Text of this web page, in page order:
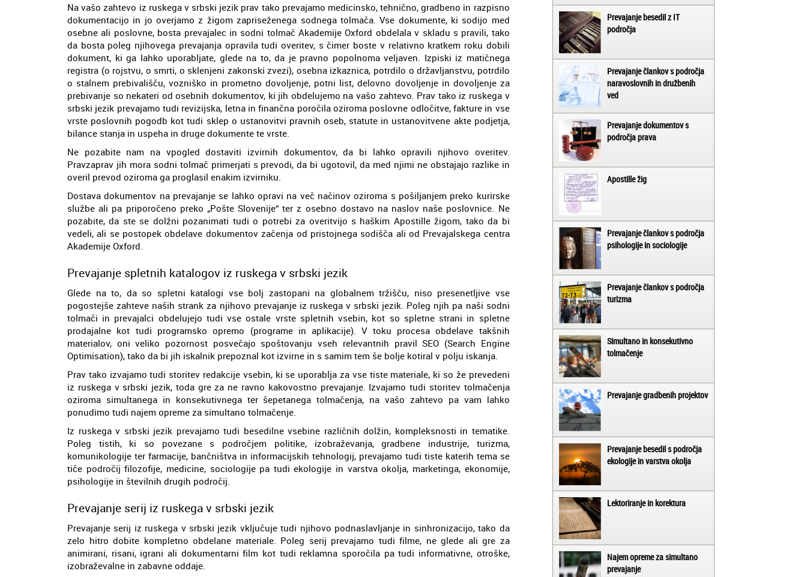
Na vašo zahtevo iz ruskega v srbski jezik prav tako prevajamo medicinsko, tehnično, gradbeno in razpisno
dokumentacijo in jo overjamo z žigom zapriseženega sodnega tolmača. Vse dokumente, ki sodijo med
osebne ali poslovne, bosta prevajalec in sodni tolmač Akademije Oxford obdelala v skladu s pravili, tako
da bosta poleg njihovega prevajanja opravila tudi overitev, s čimer boste v relativno kratkem roku dobili
dokument, ki ga lahko uporabljate, glede na to, da je pravno popolnoma veljaven. Izpiski iz matičnega
registra (o rojstvu, o smrti, o sklenjeni zakonski zvezi), osebna izkaznica, potrdilo o državljanstvu, potrdilo
o stalnem prebivališču, vozniško in prometno dovoljenje, potni list, delovno dovoljenje in dovoljenje za
prebivanje so nekateri od osebnih dokumentov, ki jih obdelujemo na vašo zahtevo. Prav tako iz ruskega v
srbski jezik prevajamo tudi revizijska, letna in finančna poročila oziroma poslovne odločitve, fakture in vse
vrste poslovnih pogodb kot tudi sklep o ustanovitvi pravnih oseb, statute in ustanovitvene akte podjetja,
bilance stanja in uspeha in druge dokumente te vrste.
Ne pozabite nam na vpogled dostaviti izvirnih dokumentov, da bi lahko opravili njihovo overitev.
Pravzaprav jih mora sodni tolmač primerjati s prevodi, da bi ugotovil, da med njimi ne obstajajo razlike in
overil prevod oziroma ga proglasil enakim izvirniku.
Dostava dokumentov na prevajanje se lahko opravi na več načinov oziroma s pošiljanjem preko kurirske
službe ali pa priporočeno preko „Pošte Slovenije“ ter z osebno dostavo na naslov naše poslovnice. Ne
pozabite, da ste se dolžni pozanimati tudi o potrebi za overitvijo s haškim Apostille žigom, tako da bi
vedeli, ali se postopek obdelave dokumentov začenja od pristojnega sodišča ali od Prevajalskega centra
Akademije Oxford.
Prevajanje spletnih katalogov iz ruskega v srbski jezik
Glede na to, da so spletni katalogi vse bolj zastopani na globalnem tržišču, niso presenetljive vse
pogostejše zahteve naših strank za njihovo prevajanje iz ruskega v srbski jezik. Poleg njih pa naši sodni
tolmači in prevajalci obdelujejo tudi vse ostale vrste spletnih vsebin, kot so spletne strani in spletne
prodajalne kot tudi programsko opremo (programe in aplikacije). V toku procesa obdelave takšnih
materialov, oni veliko pozornost posvečajo spoštovanju vseh relevantnih pravil SEO (Search Engine
Optimisation), tako da bi jih iskalnik prepoznal kot izvirne in s samim tem še bolje kotiral v polju iskanja.
Prav tako izvajamo tudi storitev redakcije vsebin, ki se uporablja za vse tiste materiale, ki so že prevedeni
iz ruskega v srbski jezik, toda gre za ne ravno kakovostno prevajanje. Izvajamo tudi storitev tolmačenja
oziroma simultanega in konsekutivnega ter šepetanega tolmačenja, na vašo zahtevo pa vam lahko
ponudimo tudi najem opreme za simultano tolmačenje.
Iz ruskega v srbski jezik prevajamo tudi besedilne vsebine različnih dolžin, kompleksnosti in tematike.
Poleg tistih, ki so povezane s področjem politike, izobraževanja, gradbene industrije, turizma,
komunikologije ter farmacije, bančništva in informacijskih tehnologij, prevajamo tudi tiste katerih tema se
tiče področij filozofije, medicine, sociologije pa tudi ekologije in varstva okolja, marketinga, ekonomije,
psihologije in številnih drugih področij.
Prevajanje serij iz ruskega v srbski jezik
Prevajanje serij iz ruskega v srbski jezik vključuje tudi njihovo podnaslavljanje in sinhronizacijo, tako da
zelo hitro dobite kompletno obdelane materiale. Poleg serij prevajamo tudi filme, ne glede ali gre za
animirani, risani, igrani ali dokumentarni film kot tudi reklamna sporočila pa tudi informativne, otroške,
izobraževalne in zabavne oddaje.
Prevajanje besedil z IT
področja
Prevajanje člankov s področja
naravoslovnih in družbenih
ved
Prevajanje dokumentov s
področja prava
Apostille žig
Prevajanje člankov s področja
psihologije in sociologije
Prevajanje člankov s področja
turizma
Simultano in konsekutivno
tolmačenje
Prevajanje gradbenih projektov
Prevajanje besedil s področja
ekologije in varstva okolja
Lektoriranje in korektura
Najem opreme za simultano
prevajanje